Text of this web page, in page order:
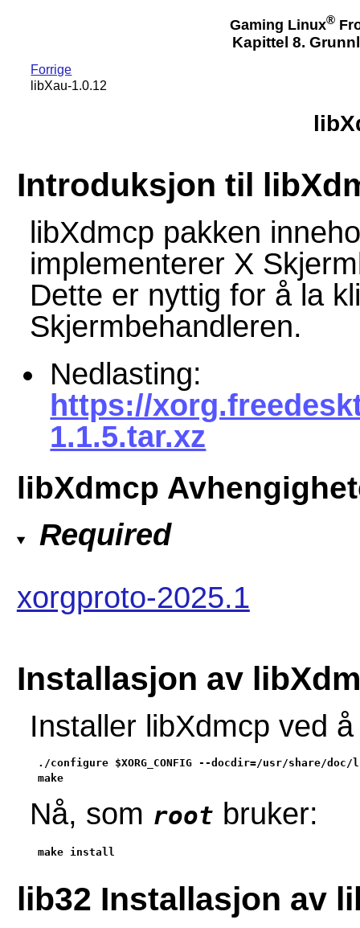
Gaming Linux®
Kapittel 8.
Forrige
libXau-1.0.12
Introduksjon til
libXdmcp pakken
implementerer X
Dette er nyttig for å la
Skjermbehandleren.
Nedlasting:
https://
1.1.5.tar.xz
libXdmcp
Required
xorgproto-2025.1
Installasjon av
Installer libXdmcp ved
./configure $XORG_CONFIG --docdir=/usr/share/doc/
make
Nå, som root bruker:
make install
lib32 Installasjon av